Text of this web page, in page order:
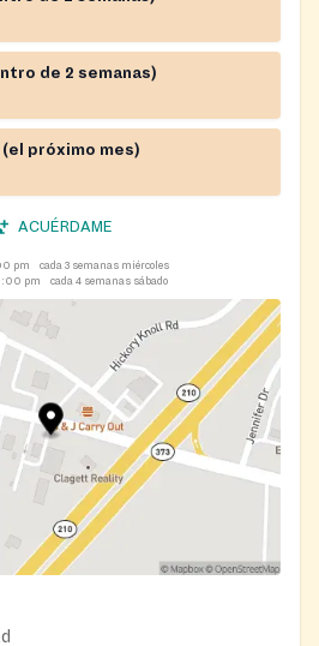
de 2 semanas)
próximo mes)
ACUÉRDAME
pm
cada 3 semanas miércoles
pm
cada 4 semanas sábado